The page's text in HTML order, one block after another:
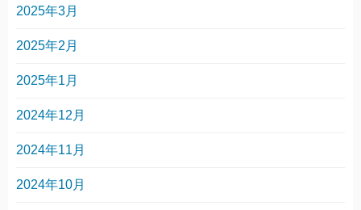
2025年3月
2025年2月
2025年1月
2024年12月
2024年11月
2024年10月